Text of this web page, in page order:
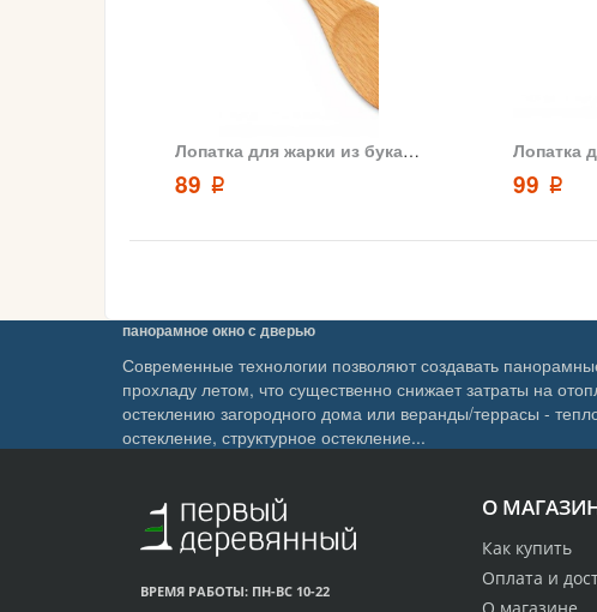
Лопатка для жарки из бука ARKwood 20x5.5
89 p 99 p
панорамное окно с дверью
Современные технологии позволяют создавать
прохладу летом, что существенно снижает затраты на
остеклению загородного дома или веранды/террасы -
остекление, структурное остекление...
ВРЕМЯ РАБОТЫ: ПН-ВС 10-22
О
Как купить
Оплата и